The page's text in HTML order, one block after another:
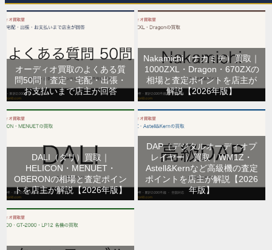
オーディオ買取のよくある質
問50問｜査定・宅配・出張・
お支払いまで店主が回答
Nakamichi（ナカミチ）買取｜
1000ZXL・Dragon・670ZXの
相場と査定ポイントを店主が
解説【2026年版】
DALI（ダリ）買取｜
HELICON・MENUET・
OBERONの相場と査定ポイン
トを店主が解説【2026年版】
DAP（デジタルオーディオプ
レイヤー）買取｜WM1Z・
Astell&Kernなど高級機の査定
ポイントを店主が解説【2026
年版】